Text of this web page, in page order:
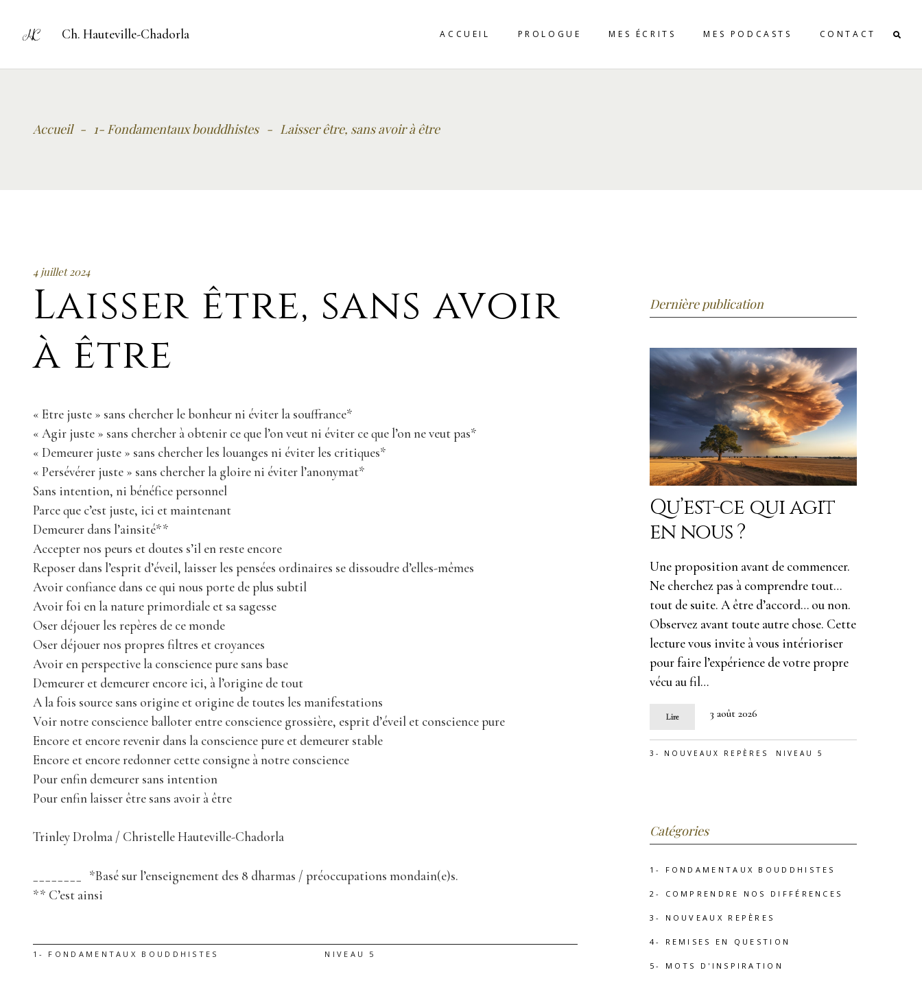
Ch. Hauteville-Chadorla ACCUEIL PROLOGUE MES ÉCRITS MES PODCASTS CONTACT
Accueil - 1- Fondamentaux bouddhistes - Laisser être, sans avoir à être
4 juillet 2024
Laisser être, sans avoir
à être
« Etre juste » sans chercher le bonheur ni éviter la souffrance*
« Agir juste » sans chercher à obtenir ce que l’on veut ni éviter ce que l’on ne veut pas*
« Demeurer juste » sans chercher les louanges ni éviter les critiques*
« Persévérer juste » sans chercher la gloire ni éviter l’anonymat*
Sans intention, ni bénéfice personnel
Parce que c’est juste, ici et maintenant
Demeurer dans l’ainsité**
Accepter nos peurs et doutes s’il en reste encore
Reposer dans l’esprit d’éveil, laisser les pensées ordinaires se dissoudre d’elles-mêmes
Avoir confiance dans ce qui nous porte de plus subtil
Avoir foi en la nature primordiale et sa sagesse
Oser déjouer les repères de ce monde
Oser déjouer nos propres filtres et croyances
Avoir en perspective la conscience pure sans base
Demeurer et demeurer encore ici, à l’origine de tout
A la fois source sans origine et origine de toutes les manifestations
Voir notre conscience balloter entre conscience grossière, esprit d’éveil et conscience pure
Encore et encore revenir dans la conscience pure et demeurer stable
Encore et encore redonner cette consigne à notre conscience
Pour enfin demeurer sans intention
Pour enfin laisser être sans avoir à être
Trinley Drolma / Christelle Hauteville-Chadorla
________ *Basé sur l’enseignement des 8 dharmas / préoccupations mondain(e)s.
** C’est ainsi
1- FONDAMENTAUX BOUDDHISTES NIVEAU 5
Dernière publication
Qu’est-ce qui agit
en nous ?
Une proposition avant de commencer.
Ne cherchez pas à comprendre tout…
tout de suite. A être d’accord… ou non.
Observez avant toute autre chose. Cette
lecture vous invite à vous intérioriser
pour faire l’expérience de votre propre
vécu au fil…
Lire 3 août 2026
3- NOUVEAUX REPÈRES NIVEAU 5
Catégories
1- FONDAMENTAUX BOUDDHISTES
2- COMPRENDRE NOS DIFFÉRENCES
3- NOUVEAUX REPÈRES
4- REMISES EN QUESTION
5- MOTS D'INSPIRATION